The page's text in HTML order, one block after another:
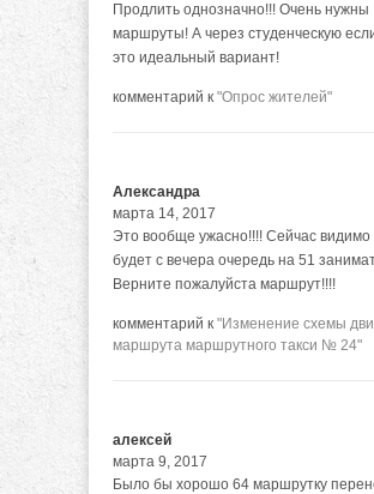
Продлить однозначно!!! Очень нужны
маршруты! А через студенческую
это идеальный вариант!
комментарий к "Опрос жителей"
Александра
марта 14, 2017
Это вообще ужасно!!!! Сейчас видимо
будет с вечера очередь на 51
Верните пожалуйста маршрут!!!!
комментарий к "Изменение схемы
маршрута маршрутного такси № 24"
алексей
марта 9, 2017
Было бы хорошо 64 маршрутку